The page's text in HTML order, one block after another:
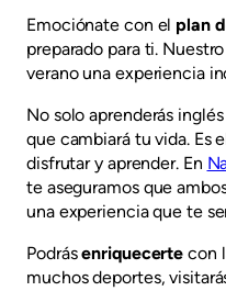
Emociónate con el plan
preparado para ti.
verano una experiencia
No solo aprenderás
que cambiará tu vida. Es
disfrutar y aprender. En
te aseguramos que
una experiencia que te
Podrásenriquecerte con
muchos deportes,